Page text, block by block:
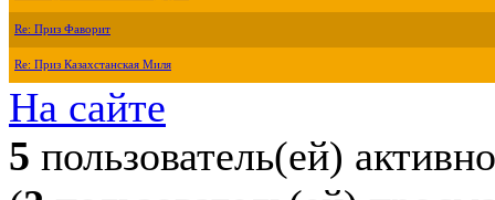
Re: Приз Фаворит
Re: Приз Казахстанская Миля
На сайте
5 пользователь(ей) активно